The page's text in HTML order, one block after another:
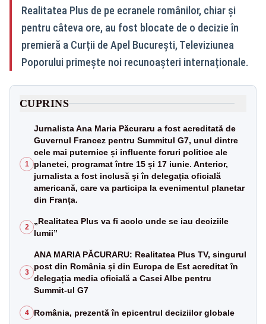
Realitatea Plus de pe ecranele românilor, chiar și
pentru câteva ore, au fost blocate de o decizie în
premieră a Curții de Apel București, Televiziunea
Poporului primește noi recunoașteri internaționale.
CUPRINS
1
Jurnalista Ana Maria Păcuraru a fost acreditată de
Guvernul Francez pentru Summitul G7, unul dintre
cele mai puternice și influente foruri politice ale
planetei, programat între 15 și 17 iunie. Anterior,
jurnalista a fost inclusă și în delegația oficială
americană, care va participa la evenimentul planetar
din Franța.
2
„Realitatea Plus va fi acolo unde se iau deciziile
lumii”
3
ANA MARIA PĂCURARU: Realitatea Plus TV, singurul
post din România și din Europa de Est acreditat în
delegația media oficială a Casei Albe pentru
Summit-ul G7
4 România, prezentă în epicentrul deciziilor globale